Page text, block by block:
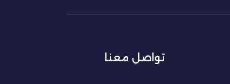
تواصل معنا